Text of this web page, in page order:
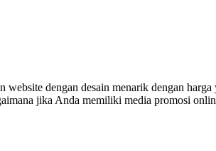
dengan desain menarik dengan
jika Anda memiliki media promosi